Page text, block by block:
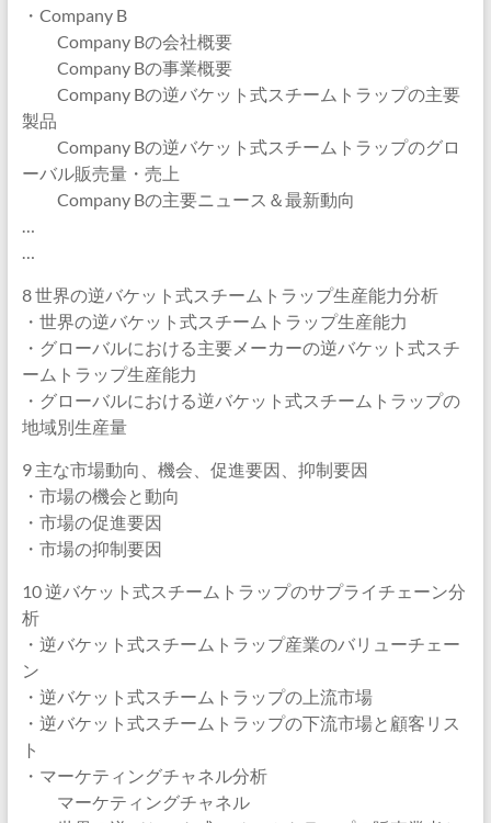
・Company B
Company Bの会社概要
Company Bの事業概要
Company Bの逆バケット式スチームトラップの主要
製品
Company Bの逆バケット式スチームトラップのグロ
ーバル販売量・売上
Company Bの主要ニュース＆最新動向
…
…
8 世界の逆バケット式スチームトラップ生産能力分析
・世界の逆バケット式スチームトラップ生産能力
・グローバルにおける主要メーカーの逆バケット式スチ
ームトラップ生産能力
・グローバルにおける逆バケット式スチームトラップの
地域別生産量
9 主な市場動向、機会、促進要因、抑制要因
・市場の機会と動向
・市場の促進要因
・市場の抑制要因
10 逆バケット式スチームトラップのサプライチェーン分
析
・逆バケット式スチームトラップ産業のバリューチェー
ン
・逆バケット式スチームトラップの上流市場
・逆バケット式スチームトラップの下流市場と顧客リス
ト
・マーケティングチャネル分析
マーケティングチャネル